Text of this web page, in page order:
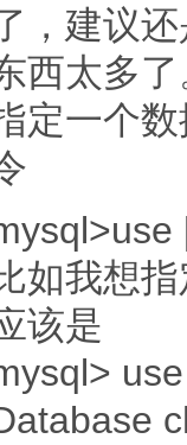
，建议
西太多
定一个
如我想
该是